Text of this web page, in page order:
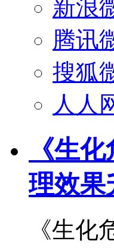
新浪
腾讯
搜狐
人人
《生
理效果
《生